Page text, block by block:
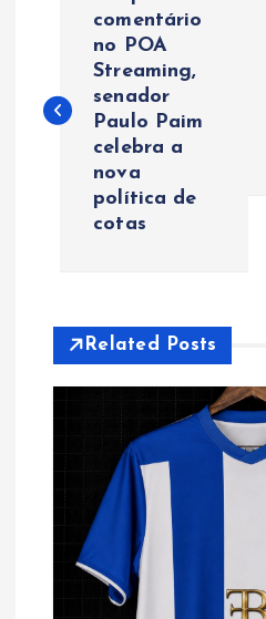
v
e
ã
comentário
no POA
Streaming,
senador
Paulo Paim
celebra a
nova
política de
cotas
Related Posts